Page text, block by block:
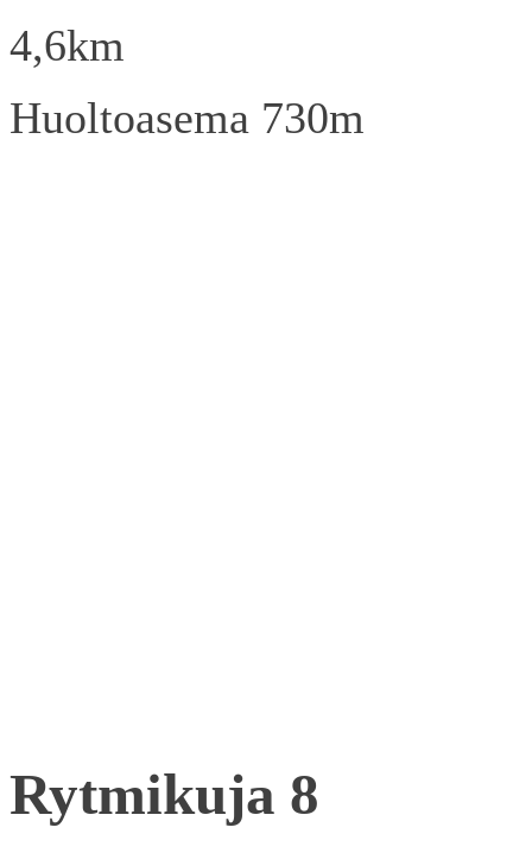
4,6km
Huoltoasema 730m
Rytmikuja 8